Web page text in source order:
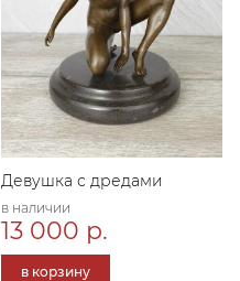
Девушка с дредами
в наличии
13 000 р.
в корзину